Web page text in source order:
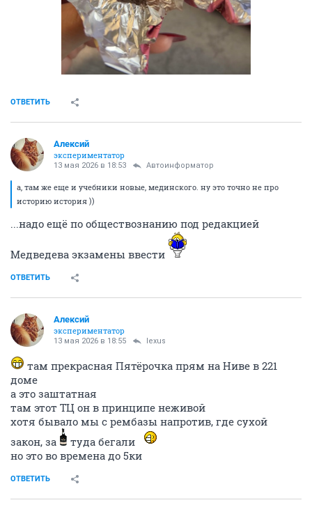
ОТВЕТИТЬ
Алексий
экспериментатор
13 мая 2026 в 18:53 Автоинформатор
а, там же еще и учебники новые, мединского. ну это точно не про
историю история ))
...надо ещё по обществознанию под редакцией
Медведева экзамены ввести
ОТВЕТИТЬ
Алексий
экспериментатор
13 мая 2026 в 18:55 lexus
там прекрасная Пятёрочка прям на Ниве в 221
доме
а это заштатная
там этот ТЦ он в принципе неживой
хотя бывало мы с рембазы напротив, где сухой
закон, за
туда бегали
но это во времена до 5ки
ОТВЕТИТЬ